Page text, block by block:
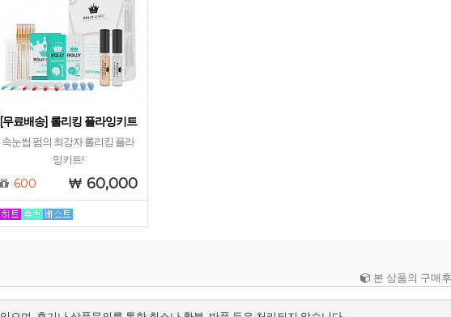
[무료배송] 롤리킹 플라잉키트
속눈썹 펌의 최강자 롤리킹 플라
잉키트!
600 60,000
본 상품의 구매